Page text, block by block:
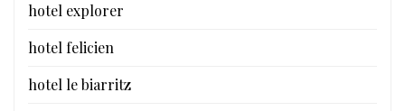
hotel explorer
hotel felicien
hotel le biarritz